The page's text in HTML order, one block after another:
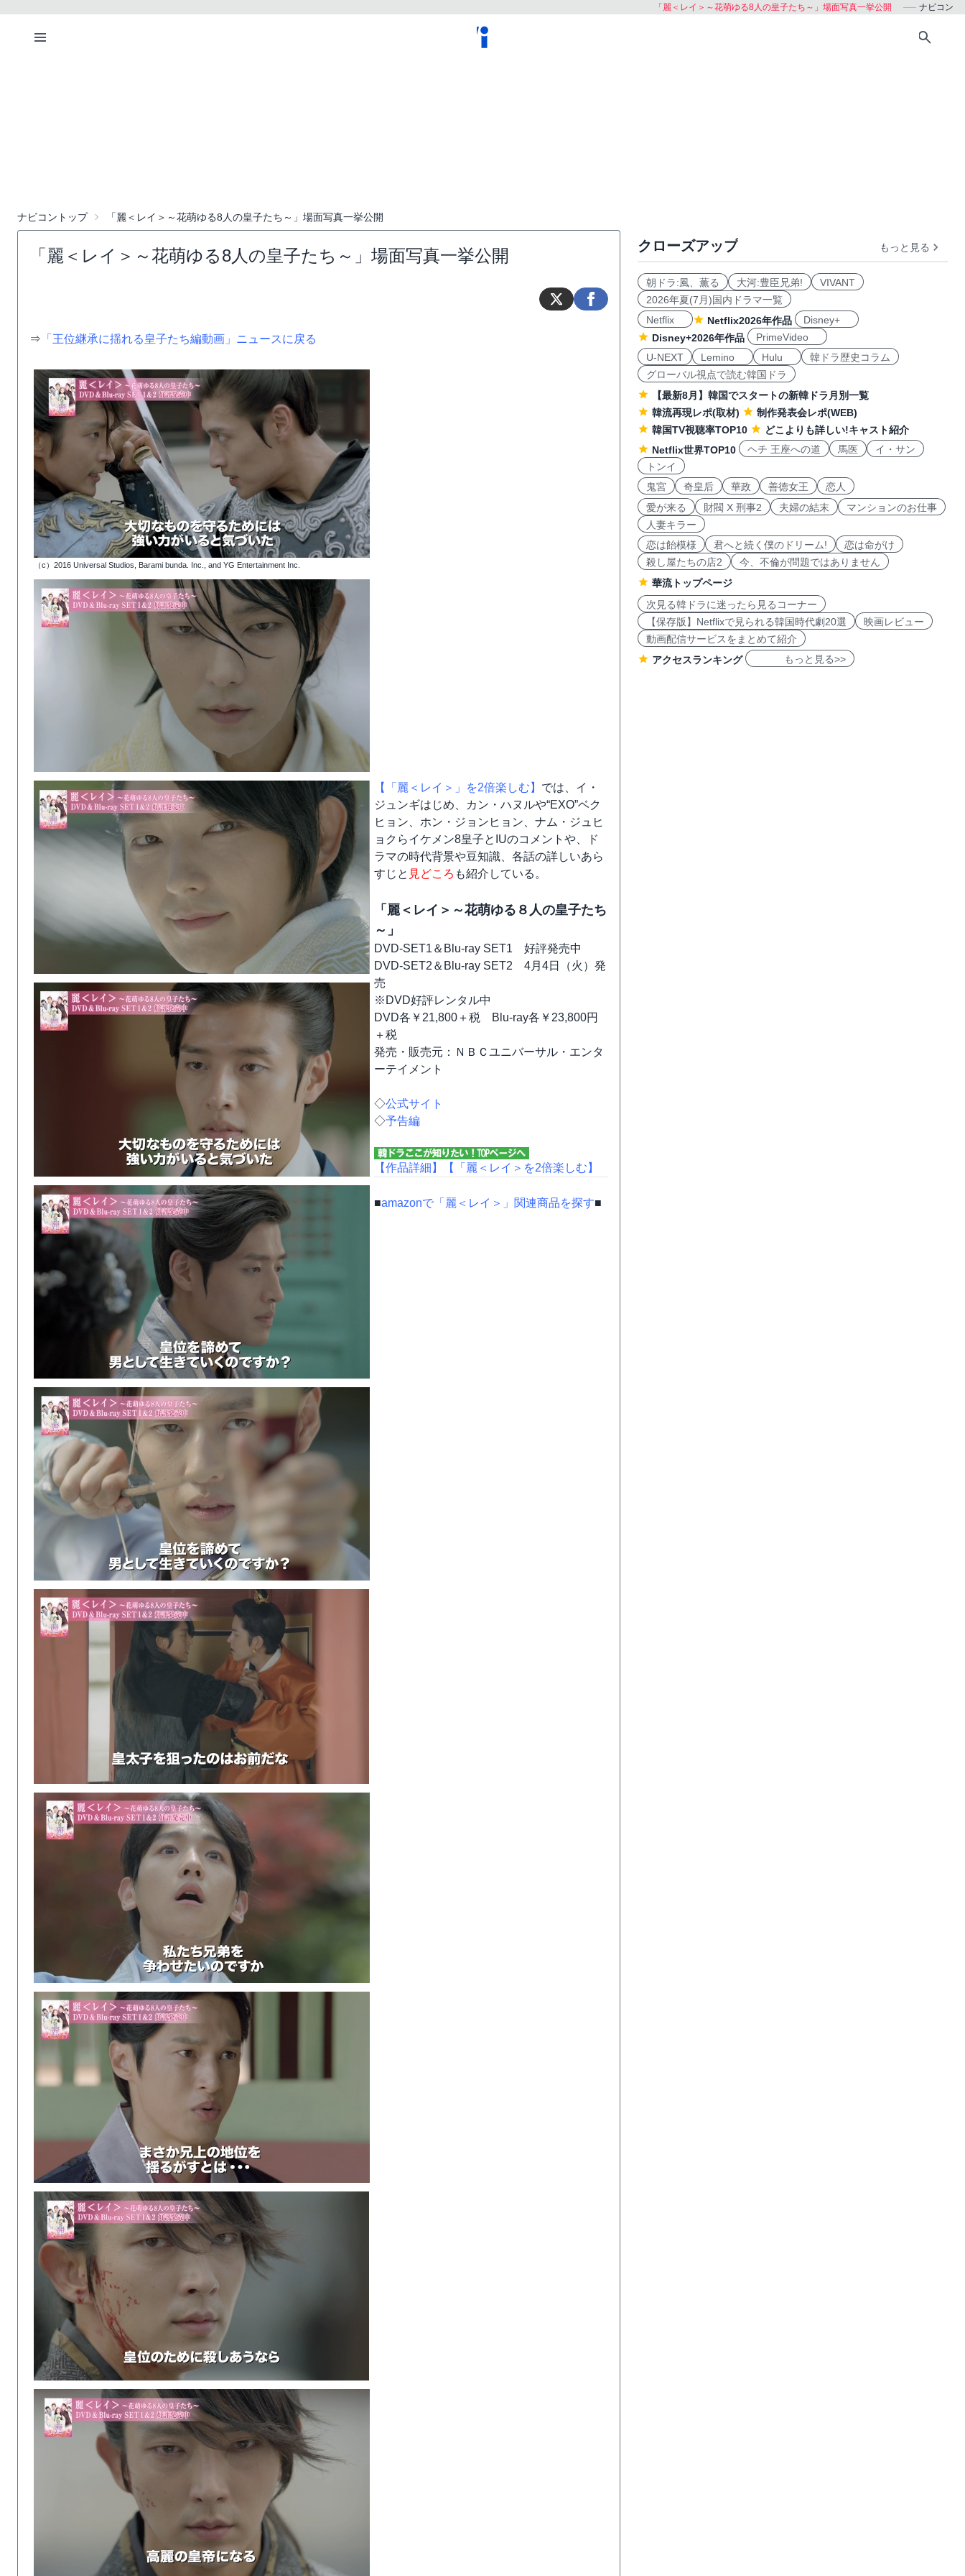
「麗＜レイ＞～花萌ゆる8人の皇子たち～」場面写真一挙公開 ナビコン
ナビコントップ 「麗＜レイ＞～花萌ゆる8人の皇子たち～」場面写真一挙公開
「麗＜レイ＞～花萌ゆる8人の皇子たち～」場面写真一挙公開
⇒ 「王位継承に揺れる皇子たち編動画」ニュースに戻る
（c）2016 Universal Studios, Barami bunda. Inc., and YG Entertainment Inc.
【「麗＜レイ＞」を2倍楽しむ】 では、イ・
ジュンギはじめ、カン・ハヌルや“EXO”ベク
ヒョン、ホン・ジョンヒョン、ナム・ジュヒ
ョクらイケメン8皇子とIUのコメントや、ド
ラマの時代背景や豆知識、各話の詳しいあら
すじと 見どころ も紹介している。
「麗＜レイ＞～花萌ゆる８人の皇子たち
～」
DVD-SET1＆Blu-ray SET1 好評発売中
DVD-SET2＆Blu-ray SET2 4月4日（火）発
売
※DVD好評レンタル中
DVD各￥21,800＋税 Blu-ray各￥23,800円
＋税
発売・販売元：ＮＢＣユニバーサル・エンタ
ーテイメント
◇公式サイト
◇予告編
【作品詳細】 【「麗＜レイ＞を2倍楽しむ】
■amazonで「麗＜レイ＞」関連商品を探す■
クローズアップ もっと見る
朝ドラ:風、薫る 大河:豊臣兄弟!
VIVANT
2026年夏(7月)国内ドラマ一覧
Netflix
Netflix2026年作品
Disney+
Disney+2026年作品
PrimeVideo
U-NEXT
Lemino Hulu
韓ドラ歴史コラム
グローバル視点で読む韓国ドラ
【最新8月】韓国でスタートの新韓ドラ月別一覧
韓流再現レポ(取材)
制作発表会レポ(WEB)
韓国TV視聴率TOP10
どこよりも詳しい!キャスト紹介
Netflix世界TOP10
ヘチ 王座への道 馬医
イ・サン
トンイ
鬼宮
奇皇后 華政 善徳女王
恋人
愛が来る
財閥 X 刑事2 夫婦の結末
マンションのお仕事
人妻キラー
恋は飴模様
君へと続く僕のドリーム!
恋は命がけ
殺し屋たちの店2
今、不倫が問題ではありません
華流トップページ
次見る韓ドラに迷ったら見るコーナー
【保存版】Netflixで見られる韓国時代劇20選
映画レビュー
動画配信サービスをまとめて紹介
アクセスランキング
もっと見る>>